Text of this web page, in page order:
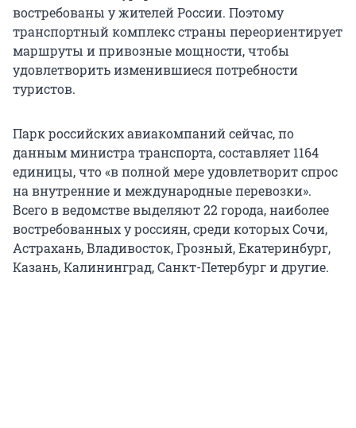
востребованы у жителей России. Поэтому
транспортный комплекс страны переориентирует
маршруты и привозные мощности, чтобы
удовлетворить изменившиеся потребности
туристов.
Парк российских авиакомпаний сейчас, по
данным министра транспорта, составляет 1164
единицы, что «в полной мере удовлетворит спрос
на внутренние и международные перевозки».
Всего в ведомстве выделяют 22 города, наиболее
востребованных у россиян, среди которых Сочи,
Астрахань, Владивосток, Грозный, Екатеринбург,
Казань, Калининград, Санкт-Петербург и другие.